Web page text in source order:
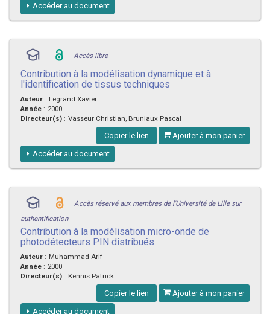
Accéder au document
Accès libre
Contribution à la modélisation dynamique et à
l'identification de tissus techniques
Auteur : Legrand Xavier
Année : 2000
Directeur(s) : Vasseur Christian, Bruniaux Pascal
Copier le lien Ajouter à mon panier
Accéder au document
Accès réservé aux membres de l'Université de Lille sur
authentification
Contribution à la modélisation micro-onde de
photodétecteurs PIN distribués
Auteur : Muhammad Arif
Année : 2000
Directeur(s) : Kennis Patrick
Copier le lien Ajouter à mon panier
Accéder au document